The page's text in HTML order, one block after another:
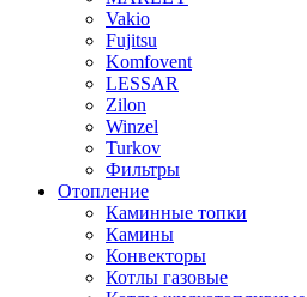
Vakio
Fujitsu
Komfovent
LESSAR
Zilon
Winzel
Turkov
Фильтры
Отопление
Каминные топки
Камины
Конвекторы
Котлы газовые